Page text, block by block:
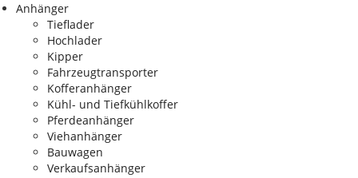
Anhänger
Tieflader
Hochlader
Kipper
Fahrzeugtransporter
Kofferanhänger
Kühl- und Tiefkühlkoffer
Pferdeanhänger
Viehanhänger
Bauwagen
Verkaufsanhänger